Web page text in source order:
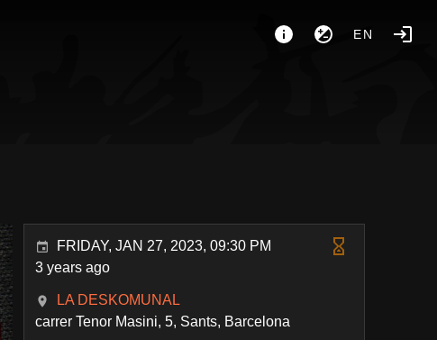
EN
FRIDAY, JAN 27, 2023, 09:30 PM
3 years ago
LA DESKOMUNAL
carrer Tenor Masini, 5, Sants, Barcelona